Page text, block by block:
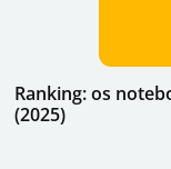
Ranking: os
(2025)